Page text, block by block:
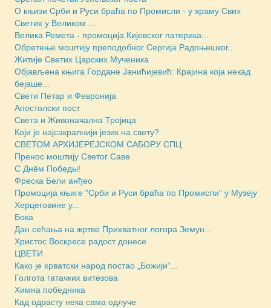
О књизи Срби и Руси браћа по Промисли - у храму Свих
Светих у Великом ...
Велика Ремета - промоција Кијевског патерика...
Обретење моштију преподобног Сергија Радоњешког...
Житије Светих Царских Мученика
Објављена књига Гордане Јанићијевић: Крајина која некад
бејаше...
Свети Петар и Февронија
Апостолски пост
Света и Живоначална Тројица
Који је најсакралнији језик на свету?
СВЕТОМ АРХИЈЕРЕЈСКОМ САБОРУ СПЦ
Пренос моштију Светог Саве
С Днём Победы!
Фреска Бели анђео
Промоција књиге "Срби и Руси браћа по Промисли" у Музеју
Херцеговине у...
Бока
Дан сећања на жртве Прихватног логора Земун...
Христос Воскресе радост донесе
ЦВЕТИ
Како је хрватски народ постао „Божији“...
Голгота гатачких витезова
Химна победника
Кад одрасту нека сама одлуче